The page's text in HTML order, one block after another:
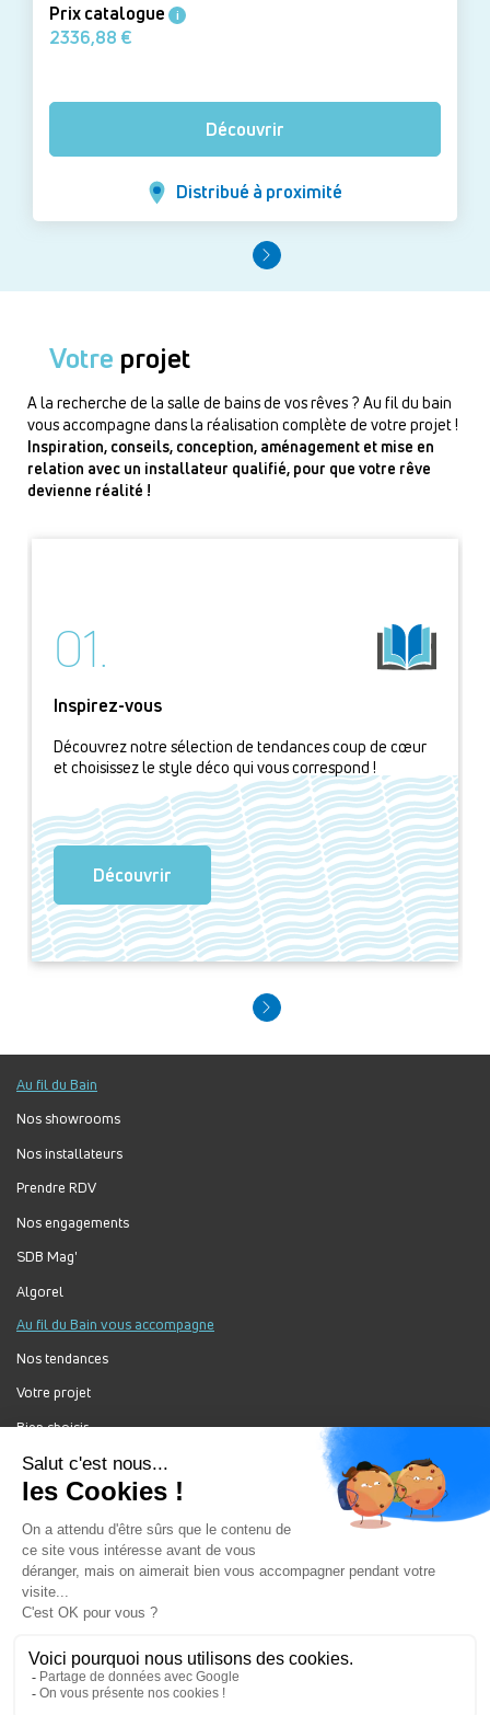
Prix catalogue i
2336,88 €
Découvrir
Distribué à proximité
Votre projet
A la recherche de la salle de bains de vos rêves ? Au fil du bain
vous accompagne dans la réalisation complète de votre projet !
Inspiration, conseils, conception, aménagement et mise en
relation avec un installateur qualifié, pour que votre rêve
devienne réalité !
01.
Inspirez-vous
Découvrez notre sélection de tendances coup de cœur
et choisissez le style déco qui vous correspond !
Découvrir
Au fil du Bain
Nos showrooms
Nos installateurs
Prendre RDV
Nos engagements
SDB Mag'
Algorel
Au fil du Bain vous accompagne
Nos tendances
Votre projet
Bien choisir
Forum Au Fil du Bain
Nos produits
Gestion des cookies
Mentions légales